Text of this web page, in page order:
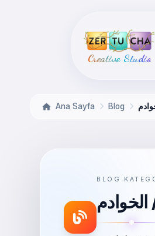
Creative Studio
Ana Sayfa Blog
BLOG